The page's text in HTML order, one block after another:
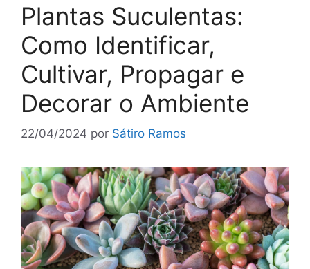
Plantas Suculentas:
Como Identificar,
Cultivar, Propagar e
Decorar o Ambiente
22/04/2024 por Sátiro Ramos